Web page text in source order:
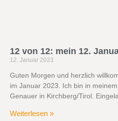
12 von 12: mein 12.
12. Januar 2023
Guten Morgen und herzlich
im Januar 2023. Ich bin in
Genauer in Kirchberg/Tirol.
Weiterlesen »